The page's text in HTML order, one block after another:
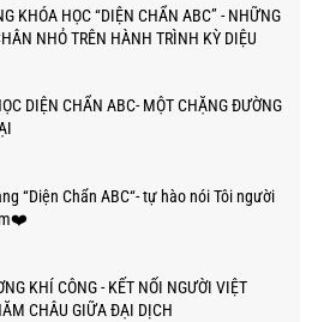
KHÓA HỌC “DIỆN CHẨN ABC” - NHỮNG
NHỎ TRÊN HÀNH TRÌNH KỲ DIỆU
DIỆN CHẨN ABC- MỘT CHẶNG ĐƯỜNG
“Diện Chẩn ABC“- tự hào nói Tôi người
KHÍ CÔNG - KẾT NỐI NGƯỜI VIỆT
CHÂU GIỮA ĐẠI DỊCH